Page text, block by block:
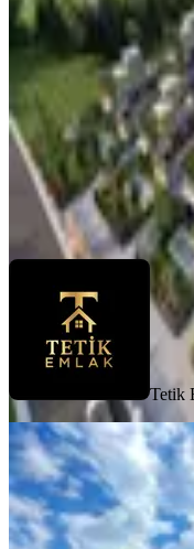
Nazilli,
3+1·
Tetik EmlakGamze Tetik
Tetik
MANZARALI
Nazilli,